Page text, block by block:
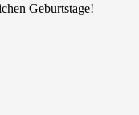
Geburtstage!